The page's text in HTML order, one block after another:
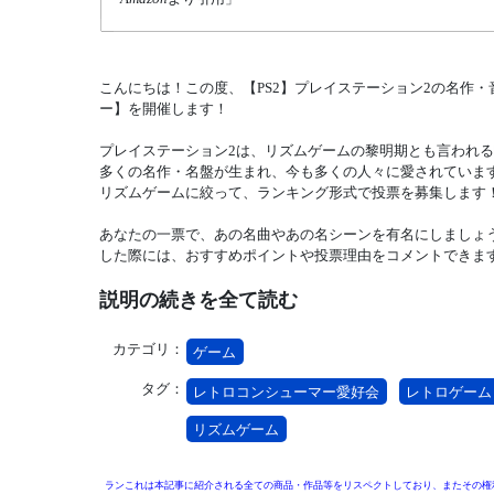
こんにちは！この度、【PS2】プレイステーション2の名作
ー】を開催します！
プレイステーション2は、リズムゲームの黎明期とも言われ
多くの名作・名盤が生まれ、今も多くの人々に愛されてい
リズムゲームに絞って、ランキング形式で投票を募集します！
あなたの一票で、あの名曲やあの名シーンを有名にしまし
した際には、おすすめポイントや投票理由をコメントできま
説明の続きを全て読む
カテゴリ： ゲーム
タグ： レトロコンシューマー愛好会 レトロゲーム
リズムゲーム
ランこれは本記事に紹介される全ての商品・作品等をリスペクトしており、またその